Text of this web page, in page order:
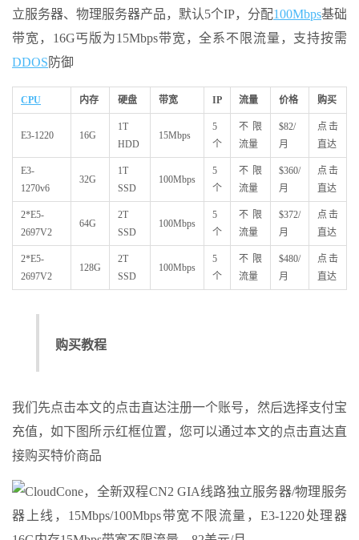
立服务器、物理服务器产品，默认5个IP，分配100Mbps基础
带宽，16G丐版为15Mbps带宽，全系不限流量，支持按需
DDOS 防御
CPU 内存 硬盘 带宽 IP 流量 价格 购买
E3-1220 16G
1T
HDD
15Mbps
5
个
不限
流量
$82/
月
点击
直达
E3-
1270v6
32G
1T
SSD
100Mbps
5
个
不限
流量
$360/
月
点击
直达
2*E5-
2697V2
64G
2T
SSD
100Mbps
5
个
不限
流量
$372/
月
点击
直达
2*E5-
2697V2
128G
2T
SSD
100Mbps
5
个
不限
流量
$480/
月
点击
直达
购买教程
我们先点击本文的点击直达注册一个账号，然后选择支付宝
充值，如下图所示红框位置，您可以通过本文的点击直达直
接购买特价商品